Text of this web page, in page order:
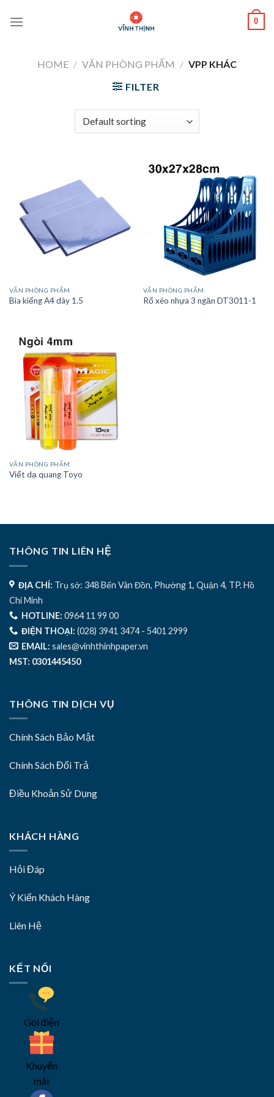
0
HOME / VĂN PHÒNG PHẨM / VPP KHÁC
FILTER
VĂN PHÒNG PHẨM
Bìa kiếng A4 dày 1.5
VĂN PHÒNG PHẨM
Rổ xéo nhựa 3 ngăn DT3011-1
VĂN PHÒNG PHẨM
Viết dạ quang Toyo
THÔNG TIN LIÊN HỆ
ĐỊA CHỈ: Trụ sở: 348 Bến Vân Đồn, Phường 1, Quận 4, TP. Hồ
Chí Minh
HOTLINE: 0964 11 99 00
ĐIỆN THOẠI: (028) 3941 3474 - 5401 2999
EMAIL: sales@vinhthinhpaper.vn
MST: 0301445450
THÔNG TIN DỊCH VỤ
Chính Sách Bảo Mật
Chính Sách Đổi Trả
Điều Khoản Sử Dụng
KHÁCH HÀNG
Hỏi Đáp
Ý Kiến Khách Hàng
Liên Hệ
KẾT NỐI
Gọi điện
Khuyến
mãi